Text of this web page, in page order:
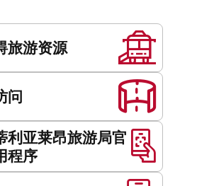
旅游资源
问
利亚莱昂旅游局官
程序